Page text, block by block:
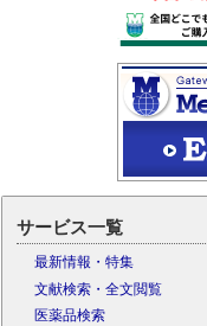
サービス一覧
最新情報・特集
文献検索・全文閲覧
医薬品検索